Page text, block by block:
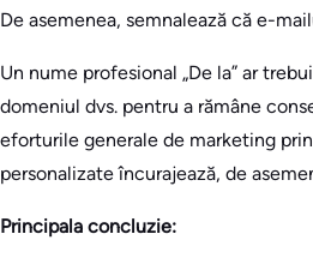
De asemenea, semnalează că e-
Un nume profesional „De la” ar
domeniul dvs. pentru a rămâne
eforturile generale de marketing
personalizate încurajează, de
Principala concluzie: